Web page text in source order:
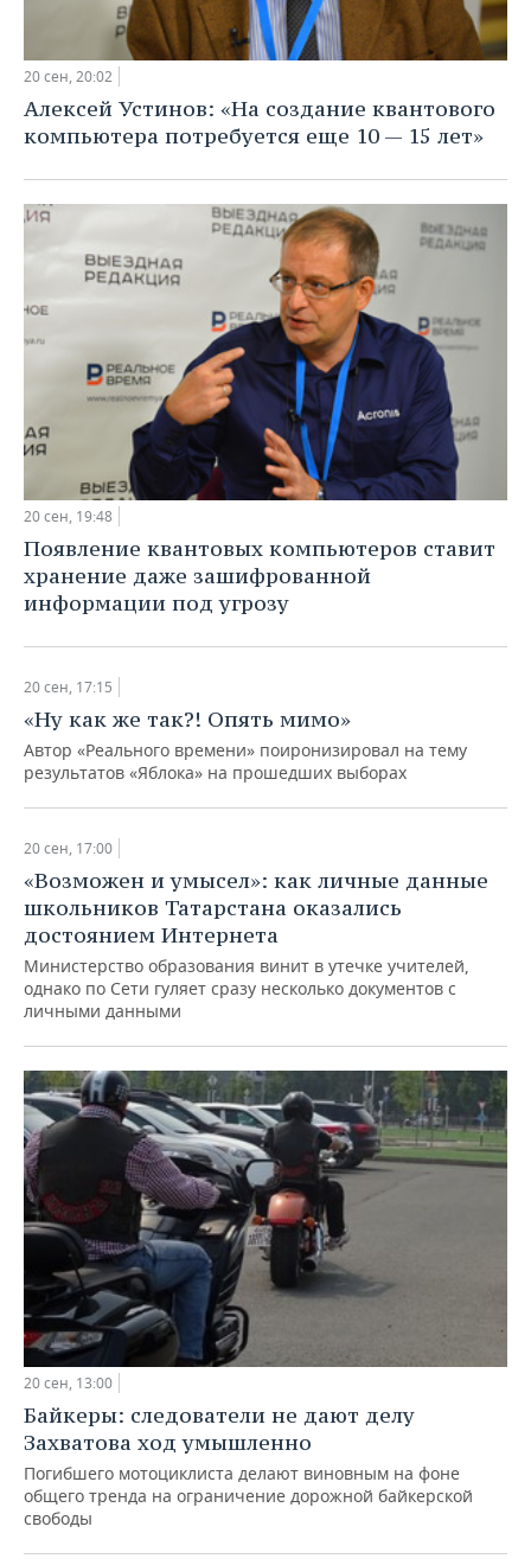
20 сен, 20:02
Алексей Устинов: «На создание квантового
компьютера потребуется еще 10 — 15 лет»
20 сен, 19:48
Появление квантовых компьютеров ставит
хранение даже зашифрованной
информации под угрозу
20 сен, 17:15
«Ну как же так?! Опять мимо»
Автор «Реального времени» поиронизировал на тему
результатов «Яблока» на прошедших выборах
20 сен, 17:00
«Возможен и умысел»: как личные данные
школьников Татарстана оказались
достоянием Интернета
Министерство образования винит в утечке учителей,
однако по Сети гуляет сразу несколько документов с
личными данными
20 сен, 13:00
Байкеры: следователи не дают делу
Захватова ход умышленно
Погибшего мотоциклиста делают виновным на фоне
общего тренда на ограничение дорожной байкерской
свободы